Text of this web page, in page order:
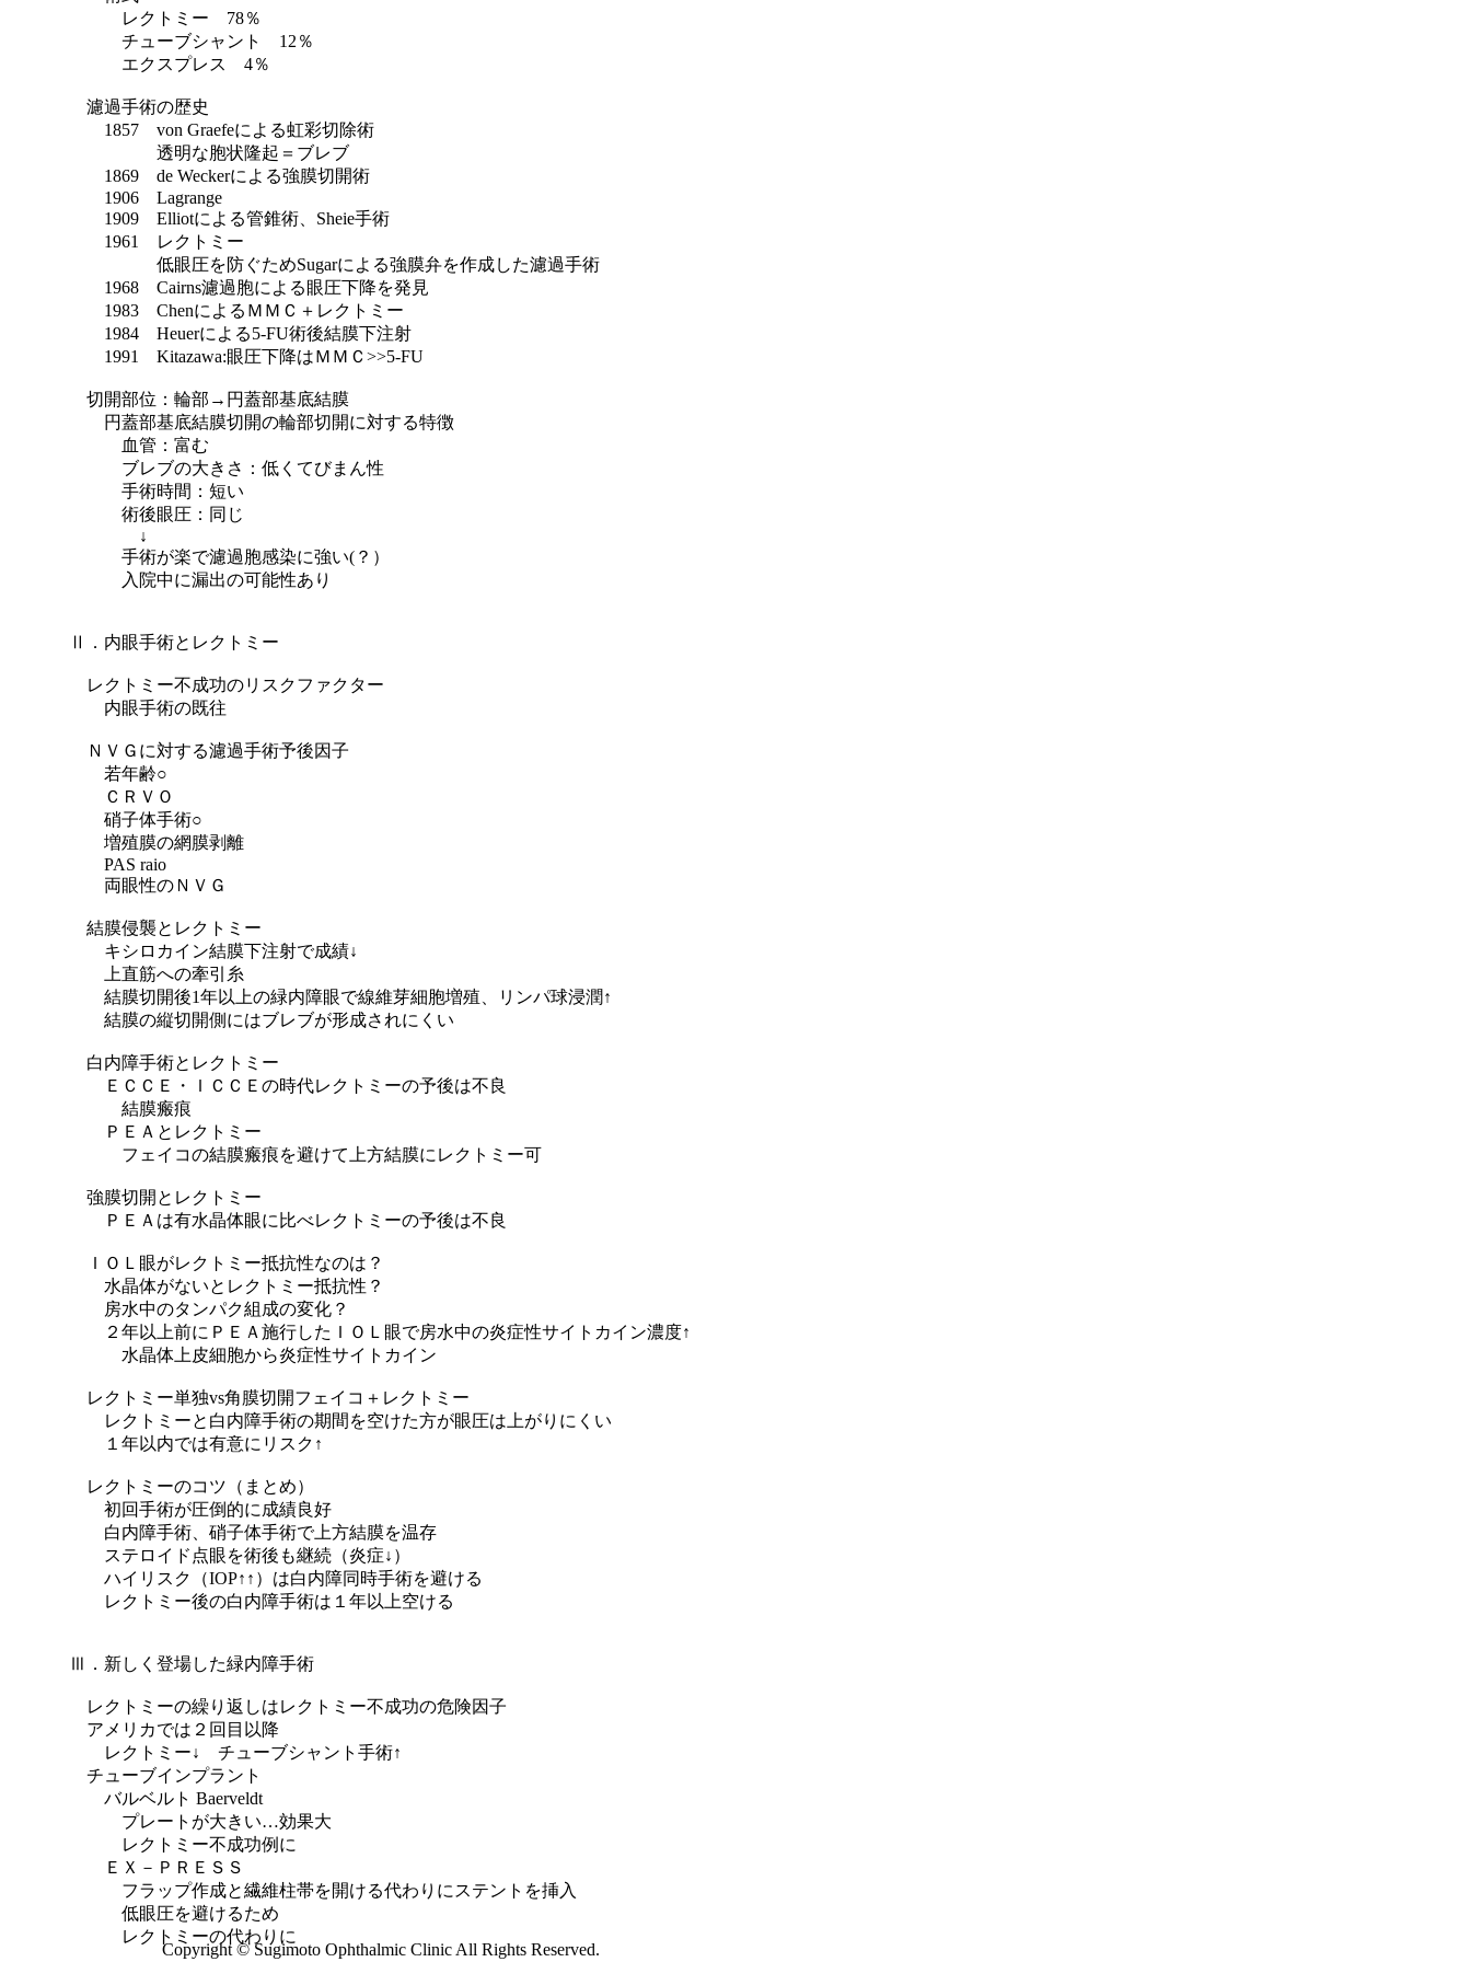
レクトミー 78％
チューブシャント 12％
エクスプレス 4％
濾過手術の歴史
1857 von Graefeによる虹彩切除術
透明な胞状隆起＝ブレブ
1869 de Weckerによる強膜切開術
1906 Lagrange
1909 Elliotによる管錐術、Sheie手術
1961 レクトミー
低眼圧を防ぐためSugarによる強膜弁を作成した濾過手術
1968 Cairns濾過胞による眼圧下降を発見
1983 ChenによるＭＭＣ＋レクトミー
1984 Heuerによる5-FU術後結膜下注射
1991 Kitazawa:眼圧下降はＭＭＣ>>5-FU
切開部位：輪部→円蓋部基底結膜
円蓋部基底結膜切開の輪部切開に対する特徴
血管：富む
ブレブの大きさ：低くてびまん性
手術時間：短い
術後眼圧：同じ
↓
手術が楽で濾過胞感染に強い(？）
入院中に漏出の可能性あり
Ⅱ．内眼手術とレクトミー
レクトミー不成功のリスクファクター
内眼手術の既往
ＮＶＧに対する濾過手術予後因子
若年齢○
ＣＲＶＯ
硝子体手術○
増殖膜の網膜剥離
PAS raio
両眼性のＮＶＧ
結膜侵襲とレクトミー
キシロカイン結膜下注射で成績↓
上直筋への牽引糸
結膜切開後1年以上の緑内障眼で線維芽細胞増殖、リンパ球浸潤↑
結膜の縦切開側にはブレブが形成されにくい
白内障手術とレクトミー
ＥＣＣＥ・ＩＣＣＥの時代レクトミーの予後は不良
結膜瘢痕
ＰＥＡとレクトミー
フェイコの結膜瘢痕を避けて上方結膜にレクトミー可
強膜切開とレクトミー
ＰＥＡは有水晶体眼に比べレクトミーの予後は不良
ＩＯＬ眼がレクトミー抵抗性なのは？
水晶体がないとレクトミー抵抗性？
房水中のタンパク組成の変化？
２年以上前にＰＥＡ施行したＩＯＬ眼で房水中の炎症性サイトカイン濃度↑
水晶体上皮細胞から炎症性サイトカイン
レクトミー単独vs角膜切開フェイコ＋レクトミー
レクトミーと白内障手術の期間を空けた方が眼圧は上がりにくい
１年以内では有意にリスク↑
レクトミーのコツ（まとめ）
初回手術が圧倒的に成績良好
白内障手術、硝子体手術で上方結膜を温存
ステロイド点眼を術後も継続（炎症↓）
ハイリスク（IOP↑↑）は白内障同時手術を避ける
レクトミー後の白内障手術は１年以上空ける
Ⅲ．新しく登場した緑内障手術
レクトミーの繰り返しはレクトミー不成功の危険因子
アメリカでは２回目以降
レクトミー↓ チューブシャント手術↑
チューブインプラント
バルベルト Baerveldt
プレートが大きい…効果大
レクトミー不成功例に
ＥＸ－ＰＲＥＳＳ
フラップ作成と繊維柱帯を開ける代わりにステントを挿入
低眼圧を避けるため
レクトミーの代わりに
Copyright © Sugimoto Ophthalmic Clinic All Rights Reserved.